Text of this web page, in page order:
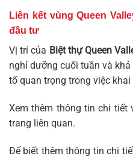
Liên kết vùng Queen
đầu tư
Vị trí của Biệt thự Queen
nghỉ dưỡng cuối tuần và
tố quan trọng trong việc
Xem thêm thông tin chi tiết
trang liên quan.
Để biết thêm thông tin chi